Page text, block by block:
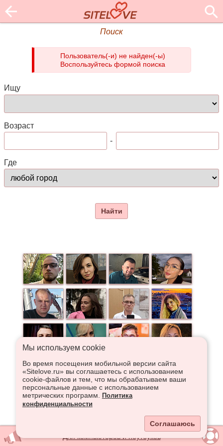
Поиск
Пользователь(-и) не найден(-ы)
Воспользуйтесь формой поиска
Ищу
Возраст
-
Где
Найти
Мы используем сookie
Во время посещения мобильной версии сайта
«Sitelove.ru» вы соглашаетесь с использованием
cookie-файлов и тем, что мы обрабатываем ваши
персональные данные с использованием
метрических программ.
Политика
конфиденциальности
Соглашаюсь
Для компьютеров и ноутбуков